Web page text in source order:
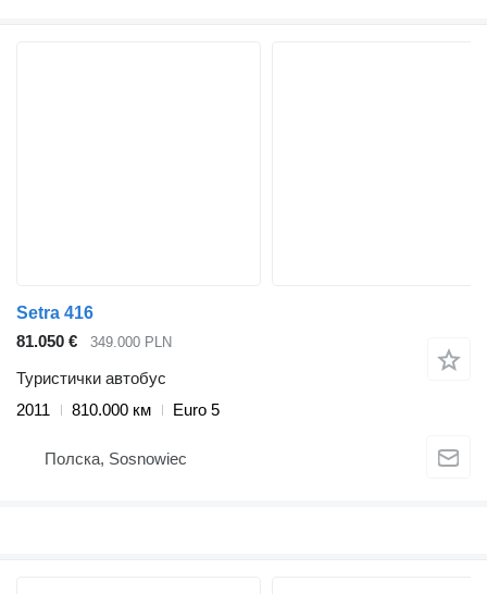
Setra 416
81.050 €
349.000 PLN
Туристички автобус
2011
810.000 км Euro 5
Полска, Sosnowiec